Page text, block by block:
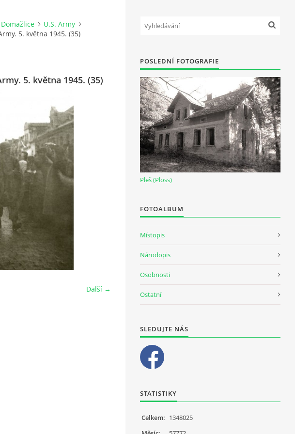
Domažlice
U.S. Army
5. května 1945. (35)
5. května 1945. (35)
Další →
POSLEDNÍ FOTOGRAFIE
Pleš (Ploss)
FOTOALBUM
Místopis
Národopis
Osobnosti
Ostatní
SLEDUJTE NÁS
STATISTIKY
Celkem: 1348025